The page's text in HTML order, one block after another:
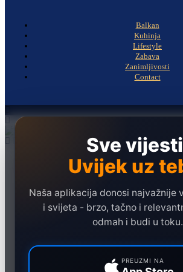
Balkan
Kuhinja
Lifestyle
Zabava
Zanimljivosti
Contact
Sve
Uvijek uz
Naša aplikacija donosi najvažnije
i svijeta - brzo, tačno i
odmah i budi u toku.
PREUZMI NA
Društvo
Hronika
Sport